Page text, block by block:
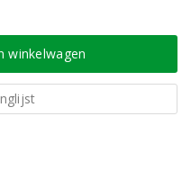
winkelwagen